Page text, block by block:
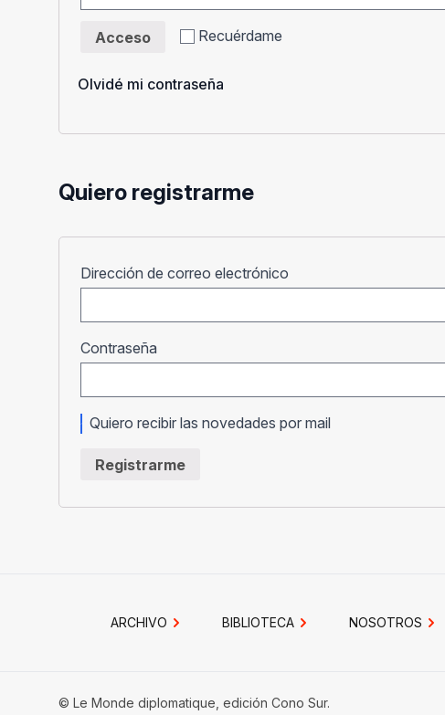
Recuérdame
Acceso
Olvidé mi contraseña
Quiero registrarme
Dirección de correo electrónico
Contraseña
Quiero recibir las novedades por mail
Registrarme
ARCHIVO BIBLIOTECA NOSOTROS
© Le Monde diplomatique, edición Cono Sur.